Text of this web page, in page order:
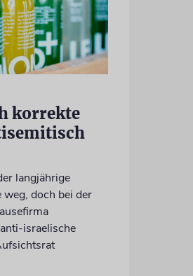
korrekte
langjährige
weg, doch bei der
israelische